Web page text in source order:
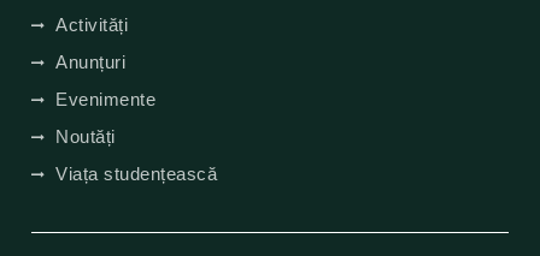
Activități
Anunțuri
Evenimente
Noutăți
Viața studențească